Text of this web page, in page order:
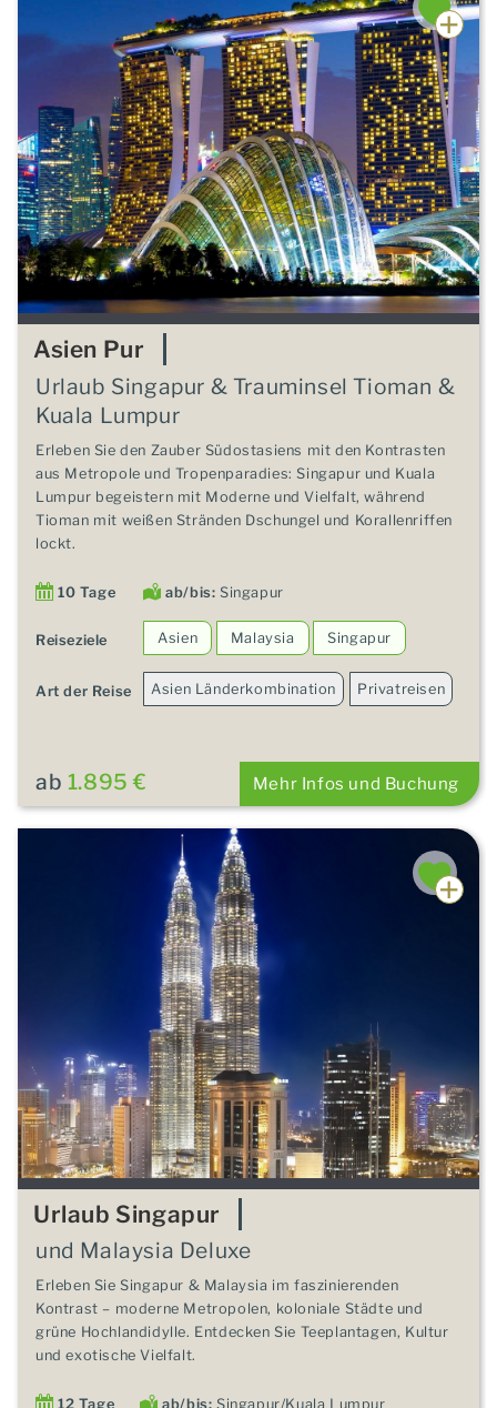
Asien Pur
Urlaub Singapur & Trauminsel Tioman &
Kuala Lumpur
Erleben Sie den Zauber Südostasiens mit den Kontrasten
aus Metropole und Tropenparadies: Singapur und Kuala
Lumpur begeistern mit Moderne und Vielfalt, während
Tioman mit weißen Stränden Dschungel und Korallenriffen
lockt.
10 Tage ab/bis: Singapur
Reiseziele Asien Malaysia Singapur
Art der Reise Asien Länderkombination Privatreisen
ab 1.895 € Mehr Infos und Buchung
Urlaub Singapur
und Malaysia Deluxe
Erleben Sie Singapur & Malaysia im faszinierenden
Kontrast – moderne Metropolen, koloniale Städte und
grüne Hochlandidylle. Entdecken Sie Teeplantagen, Kultur
und exotische Vielfalt.
12 Tage ab/bis: Singapur/Kuala Lumpur